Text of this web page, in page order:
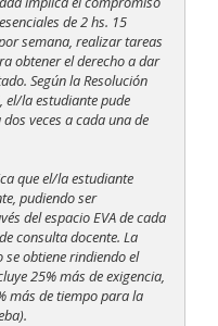
de 2 hs. 15
semana, realizar tareas
obtener el derecho a dar
Según la Resolución
el/la estudiante pude
veces a cada una de
que el/la estudiante
pudiendo ser
del espacio EVA de cada
consulta docente. La
obtiene rindiendo el
25% más de exigencia,
más de tiempo para la